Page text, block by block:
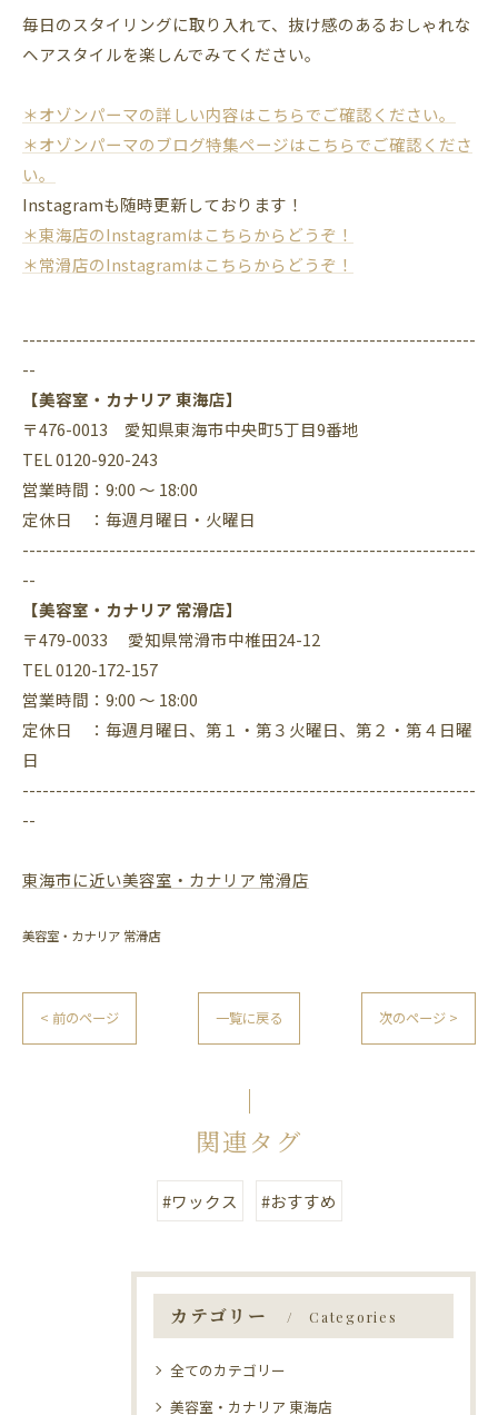
毎日のスタイリングに取り入れて、抜け感のあるおしゃれな
ヘアスタイルを楽しんでみてください。
＊オゾンパーマの詳しい内容はこちらでご確認ください。
＊オゾンパーマのブログ特集ページはこちらでご確認くださ
い。
Instagramも随時更新しております！
＊東海店のInstagramはこちらからどうぞ！
＊常滑店のInstagramはこちらからどうぞ！
--------------------------------------------------------------------
--
【美容室・カナリア 東海店】
〒476-0013 愛知県東海市中央町5丁目9番地
TEL 0120-920-243
営業時間：9:00 ～ 18:00
定休日 ：毎週月曜日・火曜日
--------------------------------------------------------------------
--
【美容室・カナリア 常滑店】
〒479-0033 愛知県常滑市中椎田24-12
TEL 0120-172-157
営業時間：9:00 ～ 18:00
定休日 ：毎週月曜日、第１・第３火曜日、第２・第４日曜
日
--------------------------------------------------------------------
--
東海市に近い美容室・カナリア 常滑店
美容室・カナリア 常滑店
< 前のページ 一覧に戻る 次のページ >
関連タグ
#ワックス #おすすめ
カテゴリー Categories
全てのカテゴリー
美容室・カナリア 東海店